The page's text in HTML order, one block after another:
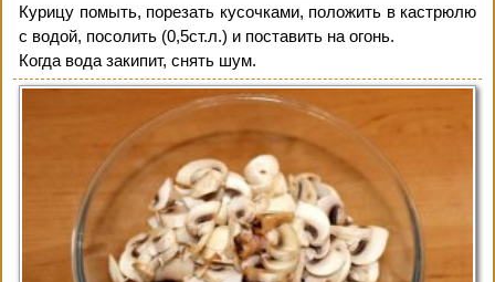
Курицу помыть, порезать кусочками, положить в кастрюлю
с водой, посолить (0,5ст.л.) и поставить на огонь.
Когда вода закипит, снять шум.